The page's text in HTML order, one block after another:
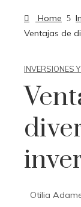
Home
Ventajas de
INVERSIONES
Otilia